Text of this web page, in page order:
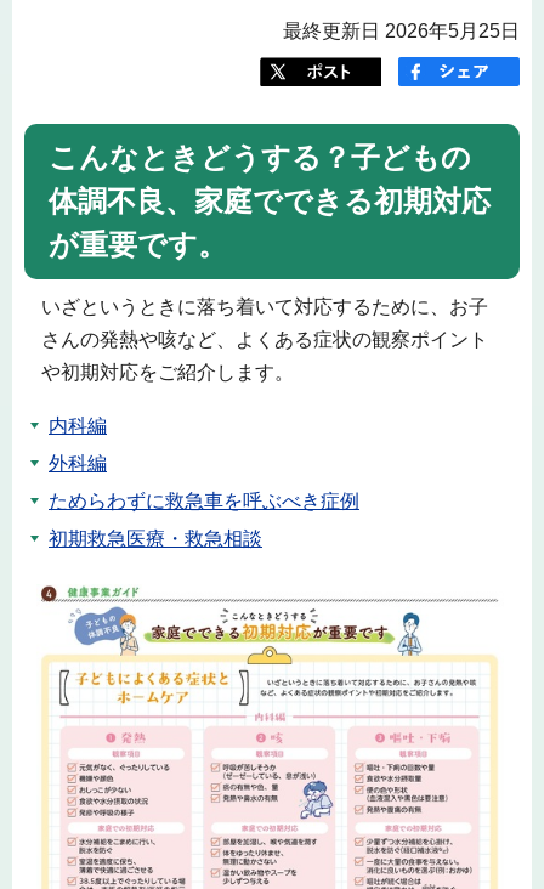
最終更新日 2026年5月25日
こんなときどうする？子どもの
体調不良、家庭でできる初期対応
が重要です。
いざというときに落ち着いて対応するために、お子
さんの発熱や咳など、よくある症状の観察ポイント
や初期対応をご紹介します。
内科編
外科編
ためらわずに救急車を呼ぶべき症例
初期救急医療・救急相談